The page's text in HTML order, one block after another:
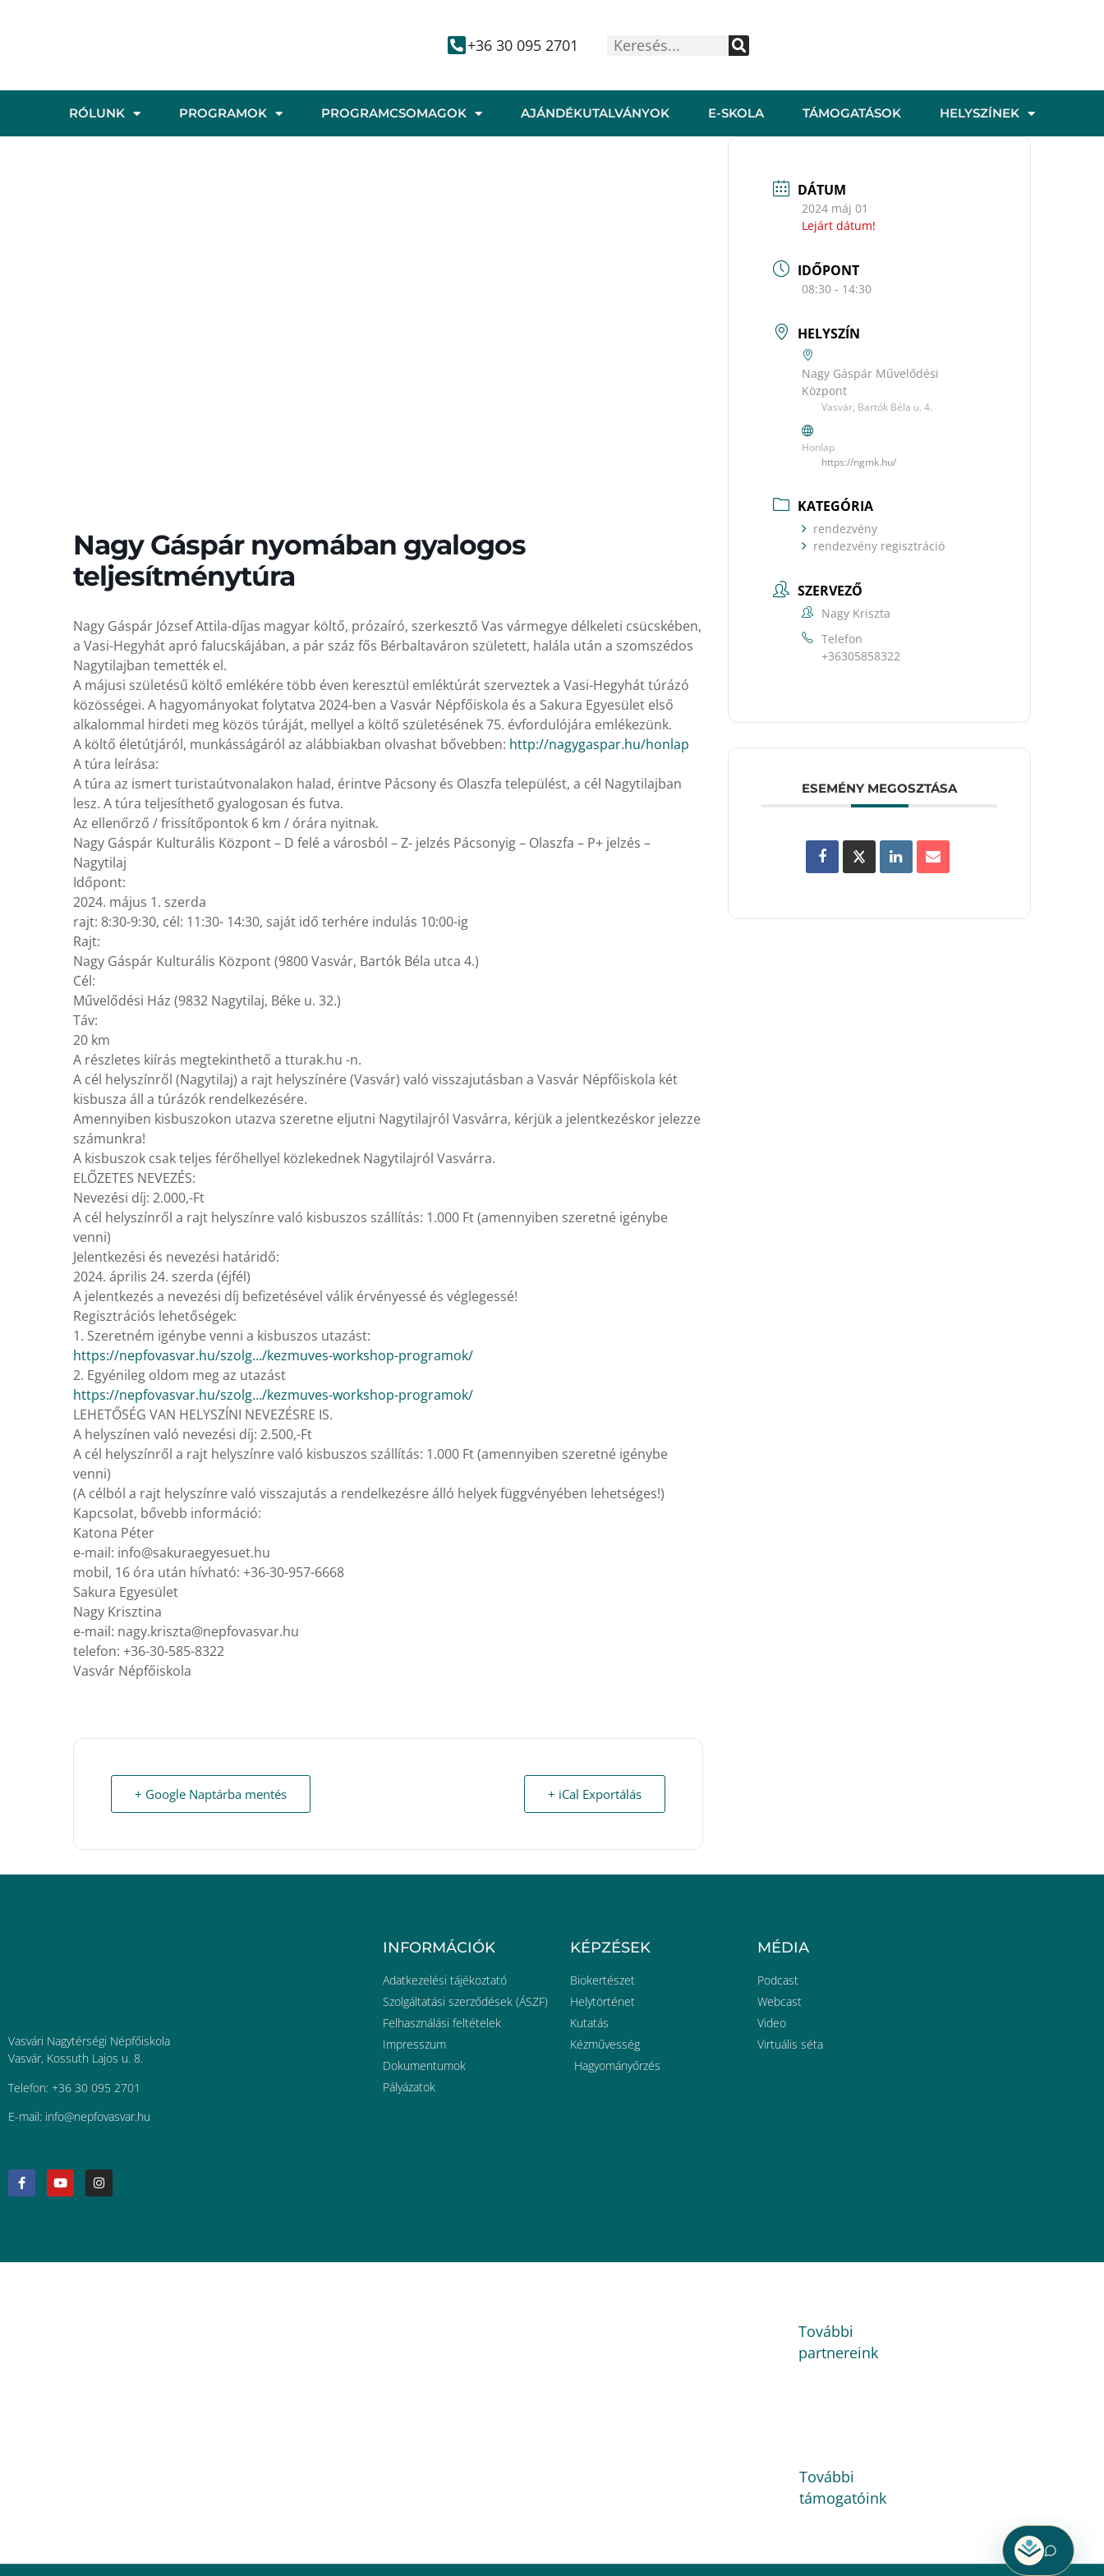
+36 30 095 2701
RÓLUNK PROGRAMOK PROGRAMCSOMAGOK AJÁNDÉKUTALVÁNYOK E-SKOLA TÁMOGATÁSOK HELYSZÍNEK
Nagy Gáspár nyomában gyalogos
teljesítménytúra
Nagy Gáspár József Attila-díjas magyar költő, prózaíró, szerkesztő Vas vármegye délkeleti csücskében,
a Vasi-Hegyhát apró falucskájában, a pár száz fős Bérbaltaváron született, halála után a szomszédos
Nagytilajban temették el.
A májusi születésű költő emlékére több éven keresztül emléktúrát szerveztek a Vasi-Hegyhát túrázó
közösségei. A hagyományokat folytatva 2024-ben a Vasvár Népfőiskola és a Sakura Egyesület első
alkalommal hirdeti meg közös túráját, mellyel a költő születésének 75. évfordulójára emlékezünk.
A költő életútjáról, munkásságáról az alábbiakban olvashat bővebben: http://nagygaspar.hu/honlap
A túra leírása:
A túra az ismert turistaútvonalakon halad, érintve Pácsony és Olaszfa települést, a cél Nagytilajban
lesz. A túra teljesíthető gyalogosan és futva.
Az ellenőrző / frissítőpontok 6 km / órára nyitnak.
Nagy Gáspár Kulturális Központ – D felé a városból – Z- jelzés Pácsonyig – Olaszfa – P+ jelzés –
Nagytilaj
Időpont:
2024. május 1. szerda
rajt: 8:30-9:30, cél: 11:30- 14:30, saját idő terhére indulás 10:00-ig
Rajt:
Nagy Gáspár Kulturális Központ (9800 Vasvár, Bartók Béla utca 4.)
Cél:
Művelődési Ház (9832 Nagytilaj, Béke u. 32.)
Táv:
20 km
A részletes kiírás megtekinthető a tturak.hu -n.
A cél helyszínről (Nagytilaj) a rajt helyszínére (Vasvár) való visszajutásban a Vasvár Népfőiskola két
kisbusza áll a túrázók rendelkezésére.
Amennyiben kisbuszokon utazva szeretne eljutni Nagytilajról Vasvárra, kérjük a jelentkezéskor jelezze
számunkra!
A kisbuszok csak teljes férőhellyel közlekednek Nagytilajról Vasvárra.
ELŐZETES NEVEZÉS:
Nevezési díj: 2.000,-Ft
A cél helyszínről a rajt helyszínre való kisbuszos szállítás: 1.000 Ft (amennyiben szeretné igénybe
venni)
Jelentkezési és nevezési határidő:
2024. április 24. szerda (éjfél)
A jelentkezés a nevezési díj befizetésével válik érvényessé és véglegessé!
Regisztrációs lehetőségek:
1. Szeretném igénybe venni a kisbuszos utazást:
https://nepfovasvar.hu/szolg…/kezmuves-workshop-programok/
2. Egyénileg oldom meg az utazást
https://nepfovasvar.hu/szolg…/kezmuves-workshop-programok/
LEHETŐSÉG VAN HELYSZÍNI NEVEZÉSRE IS.
A helyszínen való nevezési díj: 2.500,-Ft
A cél helyszínről a rajt helyszínre való kisbuszos szállítás: 1.000 Ft (amennyiben szeretné igénybe
venni)
(A célból a rajt helyszínre való visszajutás a rendelkezésre álló helyek függvényében lehetséges!)
Kapcsolat, bővebb információ:
Katona Péter
e-mail: uh.teuseygearukas@ofni
mobil, 16 óra után hívható: +36-30-957-6668
Sakura Egyesület
Nagy Krisztina
e-mail: uh.ravsavofpen@atzsirk.ygan
telefon: +36-30-585-8322
Vasvár Népfőiskola
+ Google Naptárba mentés + iCal Exportálás
DÁTUM
2024 máj 01
Lejárt dátum!
IDŐPONT
08:30 - 14:30
HELYSZÍN
Nagy Gáspár Művelődési
Központ
Vasvár, Bartók Béla u. 4.
Honlap
https://ngmk.hu/
KATEGÓRIA
rendezvény
rendezvény regisztráció
SZERVEZŐ
Nagy Kriszta
Telefon
+36305858322
ESEMÉNY MEGOSZTÁSA
Vasvári Nagytérségi Népfőiskola
Vasvár, Kossuth Lajos u. 8.
Telefon: +36 30 095 2701
E-mail: uh.ravsavofpen@ofni
INFORMÁCIÓK
Adatkezelési tájékoztató
Szolgáltatási szerződések (ÁSZF)
Felhasználási feltételek
Impresszum
Dokumentumok
Pályázatok
KÉPZÉSEK
Biokertészet
Helytörténet
Kutatás
Kézművesség
Hagyományőrzés
MÉDIA
Podcast
Webcast
Video
Virtuális séta
További
partnereink
További
támogatóink